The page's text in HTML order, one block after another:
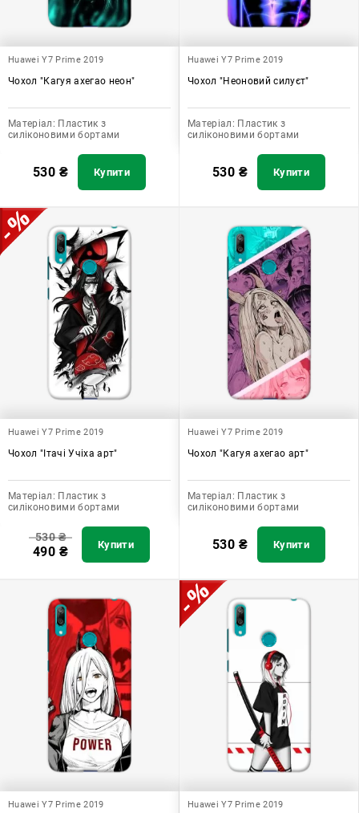
Huawei Y7 Prime 2019
Чохол "Кагуя ахегао неон"
Матеріал: Пластик з
силіконовими бортами
530 ₴ Купити
Huawei Y7 Prime 2019
Чохол "Неоновий силуєт"
Матеріал: Пластик з
силіконовими бортами
530 ₴ Купити
Huawei Y7 Prime 2019
Чохол "Ітачі Учіха арт"
Матеріал: Пластик з
силіконовими бортами
530₴
490 ₴ Купити
Huawei Y7 Prime 2019
Чохол "Кагуя ахегао арт"
Матеріал: Пластик з
силіконовими бортами
530 ₴ Купити
Huawei Y7 Prime 2019 Huawei Y7 Prime 2019